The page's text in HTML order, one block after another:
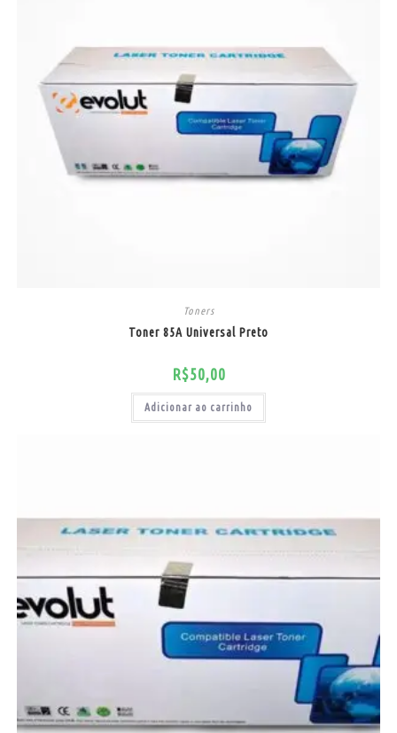
Toners
Toner 85A Universal Preto
R$50,00
Adicionar ao carrinho